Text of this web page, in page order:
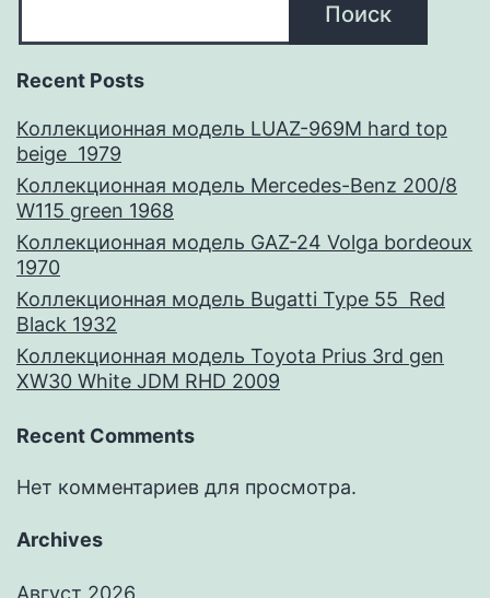
Поиск
Recent Posts
Коллекционная модель LUAZ-969M hard top
beige 1979
Коллекционная модель Mercedes-Benz 200/8
W115 green 1968
Коллекционная модель GAZ-24 Volga bordeoux
1970
Коллекционная модель Bugatti Type 55 Red
Black 1932
Коллекционная модель Toyota Prius 3rd gen
XW30 White JDM RHD 2009
Recent Comments
Нет комментариев для просмотра.
Archives
Август 2026